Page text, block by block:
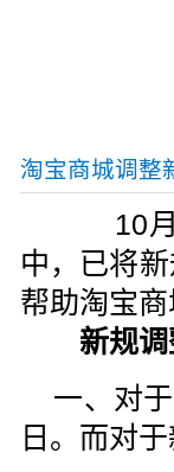
淘宝商城调整
10月
中，已将
帮助淘宝商
新规调
一、对
日。而对